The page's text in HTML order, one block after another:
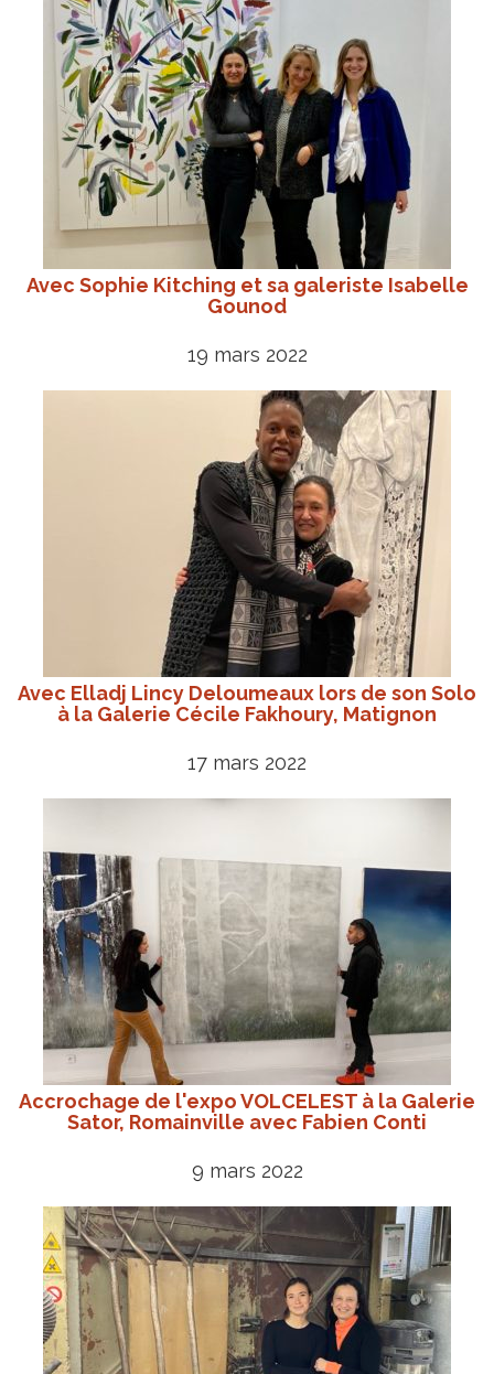
Avec Sophie Kitching et sa galeriste Isabelle
Gounod
19 mars 2022
Avec Elladj Lincy Deloumeaux lors de son Solo
à la Galerie Cécile Fakhoury, Matignon
17 mars 2022
Accrochage de l'expo VOLCELEST à la Galerie
Sator, Romainville avec Fabien Conti
9 mars 2022